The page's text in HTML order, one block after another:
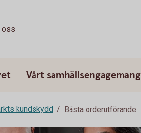
oss
Vårt samhällsengagemang
kundskydd Bästa orderutförande